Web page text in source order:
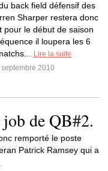
back field défensif des
Sharper restera donc
pour le début de saison
il loupera les 6
Lire la suite
2010
de QB#2.
remporté le poste
Patrick Ramsey qui a